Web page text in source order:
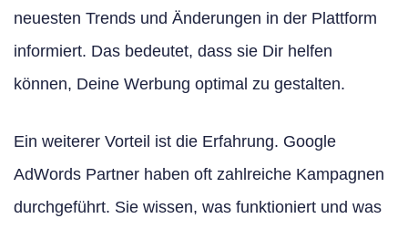
neuesten Trends und Änderungen in der Plattform
informiert. Das bedeutet, dass sie Dir helfen
können, Deine Werbung optimal zu gestalten.
Ein weiterer Vorteil ist die Erfahrung. Google
AdWords Partner haben oft zahlreiche Kampagnen
durchgeführt. Sie wissen, was funktioniert und was